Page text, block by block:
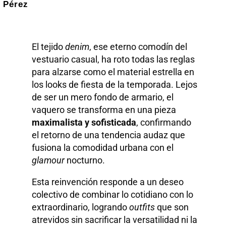
Pérez
El tejidodenim, ese eterno comodín del
vestuario casual, ha roto todas las reglas
para alzarse como el material estrella en
los looks de fiesta de la temporada. Lejos
de ser un mero fondo de armario, el
vaquero se transforma en una pieza
maximalista y sofisticada, confirmando
el retorno de una tendencia audaz que
fusiona la comodidad urbana con el
glamournocturno.
Esta reinvención responde a un deseo
colectivo de combinar lo cotidiano con lo
extraordinario, lograndooutfitsque son
atrevidos sin sacrificar la versatilidad ni la